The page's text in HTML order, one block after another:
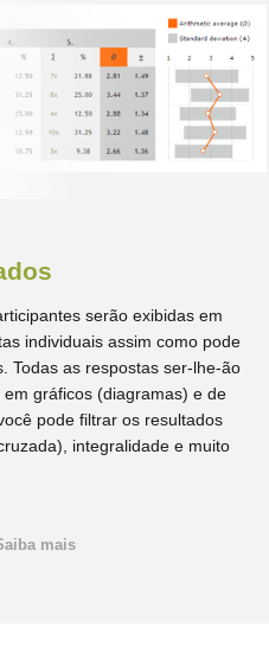
serão exibidas em
individuais assim como pode
Todas as respostas ser-lhe-ão
gráficos (diagramas) e de
pode filtrar os resultados
integralidade e muito
mais